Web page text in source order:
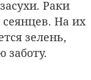
Раки
На их
зелень,
заботу.